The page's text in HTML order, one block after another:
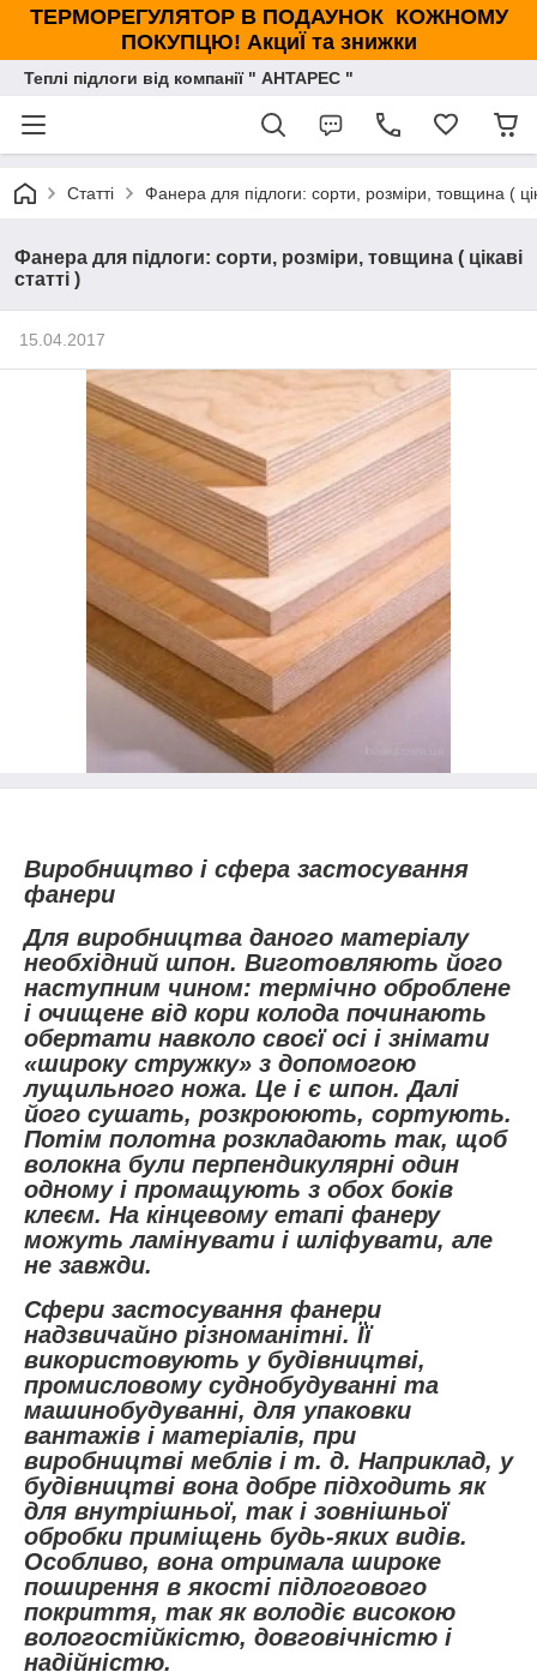
ТЕРМОРЕГУЛЯТОР В ПОДАУНОК КОЖНОМУ
ПОКУПЦЮ! АкциЇ та знижки
Теплі підлоги від компанії " АНТАРЕС "
Статті Фанера для підлоги: сорти, розміри, товщина (
Фанера для підлоги: сорти, розміри, товщина ( цікаві
статті )
15.04.2017
Виробництво і сфера застосування
фанери
Для виробництва даного матеріалу
необхідний шпон. Виготовляють його
наступним чином: термічно оброблене
і очищене від кори колода починають
обертати навколо своєї осі і знімати
«широку стружку» з допомогою
лущильного ножа. Це і є шпон. Далі
його сушать, розкроюють, сортують.
Потім полотна розкладають так, щоб
волокна були перпендикулярні один
одному і промащують з обох боків
клеєм. На кінцевому етапі фанеру
можуть ламінувати і шліфувати, але
не завжди.
Сфери застосування фанери
надзвичайно різноманітні. Її
використовують у будівництві,
промисловому суднобудуванні та
машинобудуванні, для упаковки
вантажів і матеріалів, при
виробництві меблів і т. д. Наприклад, у
будівництві вона добре підходить як
для внутрішньої, так і зовнішньої
обробки приміщень будь-яких видів.
Особливо, вона отримала широке
поширення в якості підлогового
покриття, так як володіє високою
вологостійкістю, довговічністю і
надійністю.